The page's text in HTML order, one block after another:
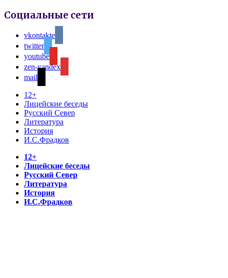
Социальные сети
vkontakte
twitter
youtube
zen-yandex
mail
12+
Лицейские беседы
Русский Север
Литература
История
И.С.Фрадков
12+
Лицейские беседы
Русский Север
Литература
История
И.С.Фрадков